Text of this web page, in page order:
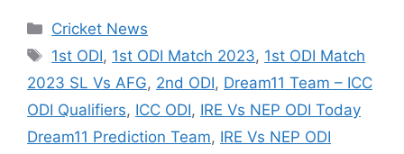
Categories
Cricket News
Tags
1st ODI, 1st ODI Match 2023, 1st ODI Match
2023 SL Vs AFG, 2nd ODI, Dream11 Team – ICC
ODI Qualifiers, ICC ODI, IRE Vs NEP ODI Today
Dream11 Prediction Team, IRE Vs NEP ODI